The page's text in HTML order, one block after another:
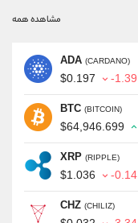
مشاهده همه
ADA (CARDANO)
$0.197 -1.39
BTC (BITCOIN)
$64,946.699
XRP (RIPPLE)
$1.036 -0.14
CHZ (CHILIZ)